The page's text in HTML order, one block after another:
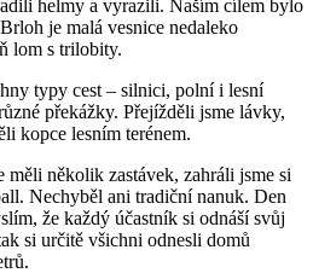
helmy a vyrazili. Naším cílem bylo
je malá vesnice nedaleko
lom s trilobity.
typy cest – silnici, polní i lesní
překážky. Přejížděli jsme lávky,
kopce lesním terénem.
měli několik zastávek, zahráli jsme si
Nechyběl ani tradiční nanuk. Den
že každý účastník si odnáší svůj
si určitě všichni odnesli domů